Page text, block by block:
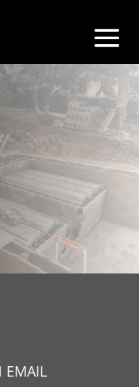
EMAIL